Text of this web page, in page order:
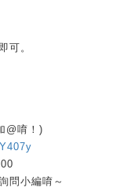
可。
@唷！)
問小編唷～